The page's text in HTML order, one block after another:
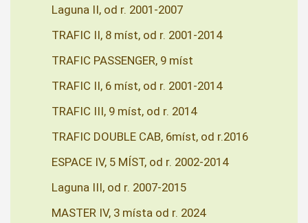
Laguna II, od r. 2001-2007
TRAFIC II, 8 míst, od r. 2001-2014
TRAFIC PASSENGER, 9 míst
TRAFIC II, 6 míst, od r. 2001-2014
TRAFIC III, 9 míst, od r. 2014
TRAFIC DOUBLE CAB, 6míst, od r.2016
ESPACE IV, 5 MÍST, od r. 2002-2014
Laguna III, od r. 2007-2015
MASTER IV, 3 místa od r. 2024